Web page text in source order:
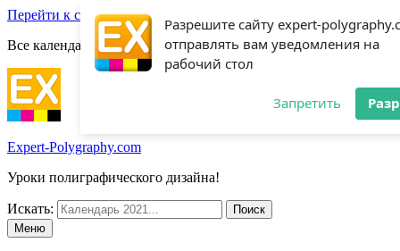
Разрешите сайту expert-
отправлять вам уведомления на
рабочий стол
Запретить
Перейти к содержимому
Все календари 2022: Посмотреть шаблоны!
Expert-Polygraphy.com
Уроки полиграфического дизайна!
Искать:
Меню